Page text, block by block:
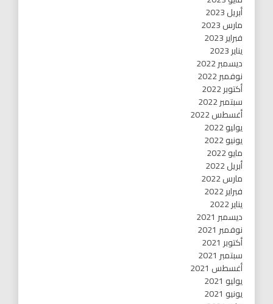
أبريل 2023
مارس 2023
فبراير 2023
يناير 2023
ديسمبر 2022
نوفمبر 2022
أكتوبر 2022
سبتمبر 2022
أغسطس 2022
يوليو 2022
يونيو 2022
مايو 2022
أبريل 2022
مارس 2022
فبراير 2022
يناير 2022
ديسمبر 2021
نوفمبر 2021
أكتوبر 2021
سبتمبر 2021
أغسطس 2021
يوليو 2021
يونيو 2021